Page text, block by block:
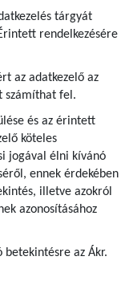
tárgyát
rendelkezésére
az adatkezelő az
számíthat fel.
és az érintett
köteles
jogával élni kívánó
ennek érdekében
illetve azokról
azonosításához
az Ákr.